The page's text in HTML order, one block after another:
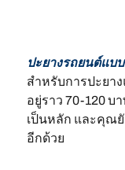
ปะยางรถยนต์แบ
สำหรับการปะยา
อยู่ราว 70-120 บ
เป็นหลัก และคุณ
อีกด้วย